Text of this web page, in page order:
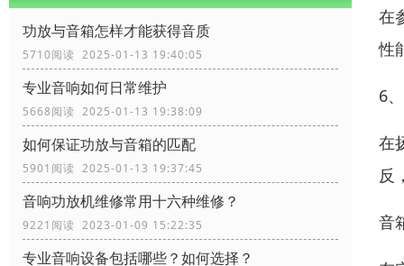
功放与音箱怎样才能获得音质
5710阅读 2025-01-13 19:40:05
专业音响如何日常维护
5668阅读 2025-01-13 19:38:09
如何保证功放与音箱的匹配
5901阅读 2025-01-13 19:37:45
音响功放机维修常用十六种维修？
9221阅读 2023-01-09 15:22:35
专业音响设备包括哪些？如何选择？
在
性
6
在
反
音